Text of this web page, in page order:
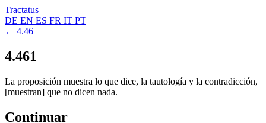
Tractatus
DE EN ES FR IT PT
← 4.46
4.461
La proposición muestra lo que dice, la tautología y la contradicción,
[muestran] que no dicen nada.
Continuar